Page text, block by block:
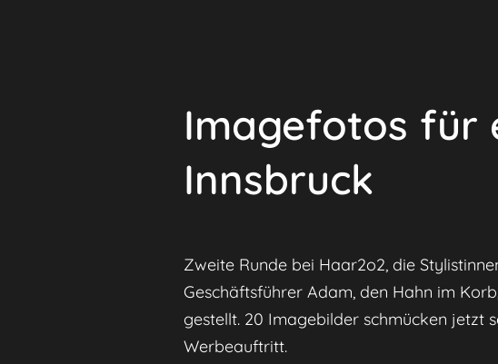
Imagefotos für
Innsbruck
Zweite Runde bei Haar2o2, die
Geschäftsführer Adam, den Hahn im
gestellt. 20 Imagebilder schmücken jetzt
Werbeauftritt.